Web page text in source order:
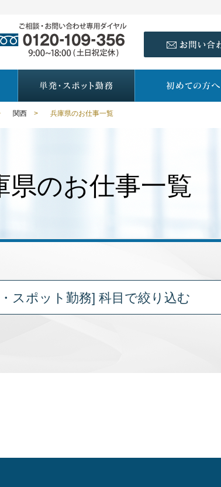
関西 > 兵庫県のお仕事一覧
県のお仕事一覧
スポット勤務] 科目で絞り込む